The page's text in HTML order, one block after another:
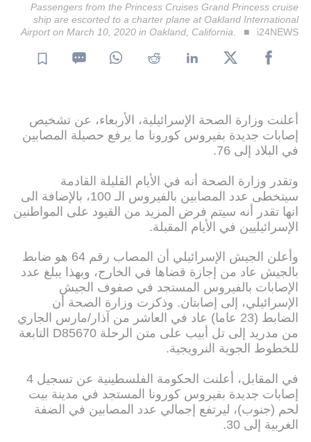
Passengers from the Princess Cruises Grand Princess cruise
ship are escorted to a charter plane at Oakland International
Airport on March 10, 2020 in Oakland, California.
i24NEWS
أعلنت وزارة الصحة الإسرائيلية، الأربعاء، عن تشخيص
إصابات جديدة بفيروس كورونا ما يرفع حصيلة المصابين
في البلاد إلى 76.
وتقدر وزارة الصحة أنه في الأيام القليلة القادمة
سيتخطى عدد المصابين بالفيروس الـ 100، بالإضافة الى
انها تقدر أنه سيتم فرض المزيد من القيود على المواطنين
الإسرائيليين في الأيام المقبلة.
وأعلن الجيش الإسرائيلي أن المصاب رقم 64 هو ضابط
بالجيش عاد من إجازة قضاها في الخارج، وبهذا يبلغ عدد
الإصابات بالفيروس المستجد في صفوف الجيش
الإسرائيلي، إلى إصابتان. وذكرت وزارة الصحة أن
الضابط (23 عاما) عاد في العاشر من آذار/مارس الجاري
من مدريد إلى تل أبيب على متن الرحلة D85670 التابعة
للخطوط الجوية النرويجية.
في المقابل، أعلنت الحكومة الفلسطينية عن تسجيل 4
إصابات جديدة بفيروس كورونا المستجد في مدينة بيت
لحم (جنوب)، ليرتفع إجمالي عدد المصابين في الضفة
الغربية إلى 30.